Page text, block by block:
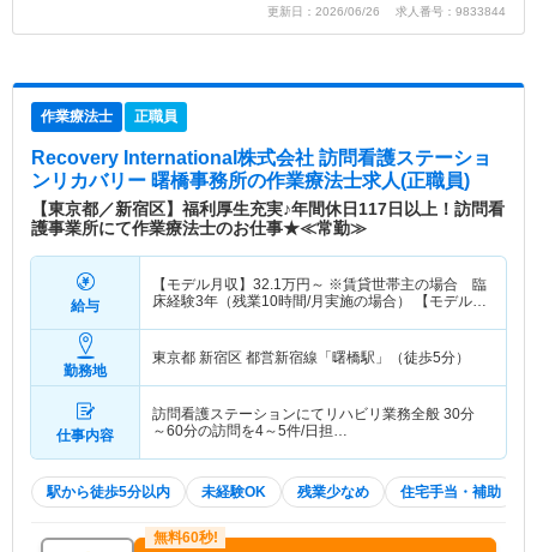
更新日：2026/06/26 求人番号：9833844
作業療法士 正職員
Recovery International株式会社 訪問看護ステーショ
ンリカバリー 曙橋事務所の作業療法士求人(正職員)
【東京都／新宿区】福利厚生充実♪年間休日117日以上！訪問看
護事業所にて作業療法士のお仕事★≪常勤≫
給与
【モデル月収】 32.1万円～ ※賃貸世帯主の場合 臨
床経験3年（残業10時間/月実施の場合） 【モデル年
験3年（残業10時間/月実施の場合）
勤務地
東京都 新宿区 都営新宿線「曙橋駅」（徒歩5分）
仕事内容
訪問看護ステーションにてリハビリ業務全般 30分
～60分の訪問を4～5件/日担…
駅から徒歩5分以内 未経験OK 残業少なめ 住宅手当・補助